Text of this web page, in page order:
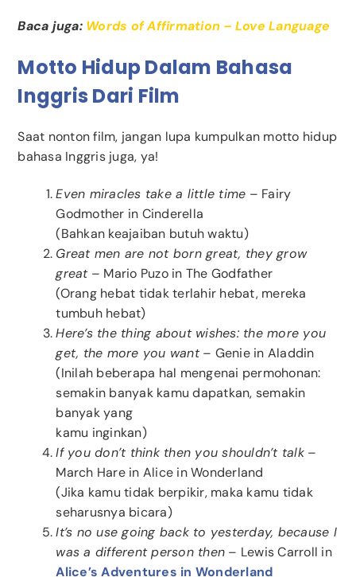
Baca juga: Words of Affirmation – Love Language
Motto Hidup Dalam Bahasa
Inggris Dari Film
Saat nonton film, jangan lupa kumpulkan motto hidup
bahasa Inggris juga, ya!
Even miracles take a little time – Fairy
Godmother in Cinderella
(Bahkan keajaiban butuh waktu)
Great men are not born great, they grow
great– Mario Puzo in The Godfather
(Orang hebat tidak terlahir hebat, mereka
tumbuh hebat)
Here’s the thing about wishes: the more you
get, the more you want– Genie in Aladdin
(Inilah beberapa hal mengenai permohonan:
semakin banyak kamu dapatkan, semakin
banyak yang
kamu inginkan)
If you don’t think then you shouldn’t talk–
March Hare in Alice in Wonderland
(Jika kamu tidak berpikir, maka kamu tidak
seharusnya bicara)
It’s no use going back to yesterday, because I
was a different person then – Lewis Carroll in
Alice’s Adventures in Wonderland